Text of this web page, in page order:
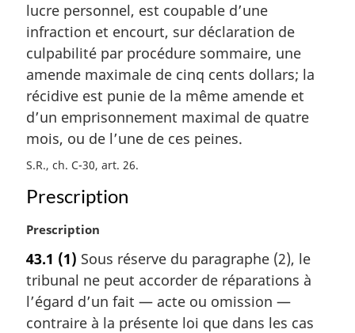
lucre personnel, est coupable d’une
infraction et encourt, sur déclaration de
culpabilité par procédure sommaire, une
amende maximale de cinq cents dollars; la
récidive est punie de la même amende et
d’un emprisonnement maximal de quatre
mois, ou de l’une de ces peines.
S.R., ch. C-30, art. 26
Prescription
N
t
e
m
a
Prescription
43.1 (1) Sous réserve du paragraphe (2), le
tribunal ne peut accorder de réparations à
l’égard d’un fait — acte ou omission —
contraire à la présente loi que dans les cas